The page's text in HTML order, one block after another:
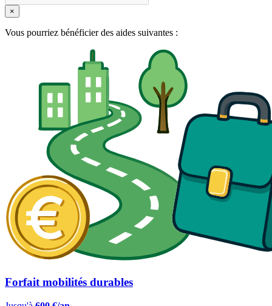
×
Vous pourriez bénéficier des aides suivantes :
Forfait mobilités durables